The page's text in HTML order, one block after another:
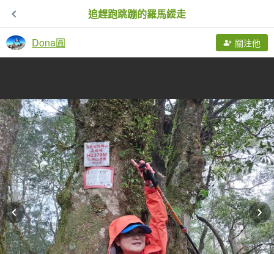
追趕跑跳蹦的羅馬縱走
Dona圓 關注他